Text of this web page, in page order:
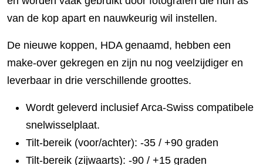
van de kop apart en nauwkeurig wil instellen.
De nieuwe koppen, HDA genaamd, hebben een
make-over gekregen en zijn nu nog veelzijdiger en
leverbaar in drie verschillende groottes.
Wordt geleverd inclusief Arca-Swiss compatibele
snelwisselplaat.
Tilt-bereik (voor/achter): -35 / +90 graden
Tilt-bereik (zijwaarts): -90 / +15 graden